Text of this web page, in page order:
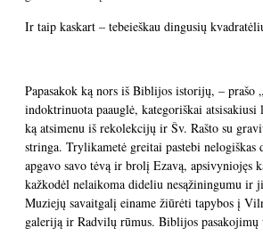
Ir taip kaskart – tebeieškau dingusių
Papasakok ką nors iš Biblijos istorijų, – prašo
indoktrinuota paauglė, kategoriškai
ką atsimenu iš rekolekcijų ir Šv. Rašto su
stringa. Trylikametė greitai pastebi nelogiškas
apgavo savo tėvą ir brolį Ezavą, apsivyniojęs
kažkodėl nelaikoma dideliu nesąžiningumu ir
Muziejų savaitgalį einame žiūrėti tapybos į
galeriją ir Radvilų rūmus. Biblijos pasakojimų